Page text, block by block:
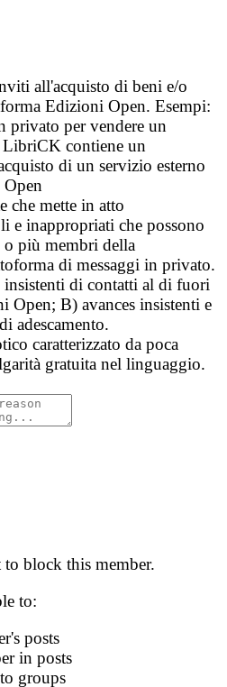
all'acquisto di beni e/o
Edizioni Open. Esempi:
privato per vendere un
contiene un
di un servizio esterno
che mette in atto
e inappropriati che possono
o più membri della
di messaggi in privato.
di contatti al di fuori
Open; B) avances insistenti e
adescamento.
caratterizzato da poca
gratuita nel linguaggio.
block this member.
to:
posts
in posts
groups